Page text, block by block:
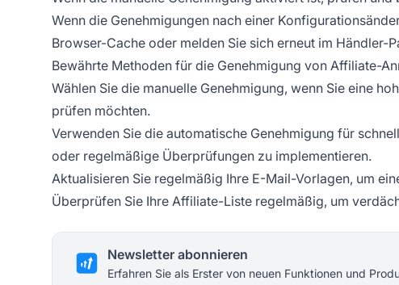
Wenn die Genehmigungen nach einer
Browser-Cache oder melden Sie sich erneut im Händler-
Bewährte Methoden für die Genehmigung von Affiliate-
Wählen Sie die manuelle Genehmigung, wenn Sie eine
prüfen möchten.
Verwenden Sie die automatische Genehmigung für
oder regelmäßige Überprüfungen zu implementieren.
Aktualisieren Sie regelmäßig Ihre E-Mail-Vorlagen, um
Überprüfen Sie Ihre Affiliate-Liste regelmäßig, um
Newsletter abonnieren
Erfahren Sie als Erster von neuen Funktionen und